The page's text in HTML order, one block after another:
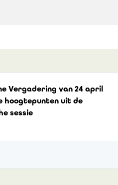
Vergadering van 24 april
hoogtepunten uit de
sessie